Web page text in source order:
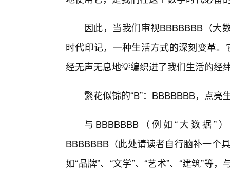
因此，当我们审视BBBBBBB（大
时代印记，一种生活方式的深刻变革
经无声无息地💡编织进了我们生活的经
繁花似锦的“B”：BBBBBBB，点亮
与BBBBBBB（例如“大数据”
BBBBBBB（此处请读者自行脑补一个
如“品牌”、“文学”、“艺术”、“建筑”等